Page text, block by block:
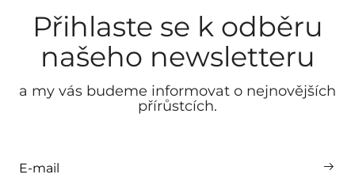
Přihlaste se k odběru
našeho newsletteru
a my vás budeme informovat o nejnovějších
přírůstcích.